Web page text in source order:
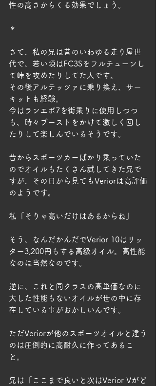
性の高さからくる効果でしょう。
＊
さて、私の兄は昔のいわゆる走り屋世
代で、若い頃はFC3Sをフルチューンし
て峠を攻めたりしてた人です。
その後アルテッツァに乗り換え、サー
キットも経験。
今はランエボ7を街乗りに使用しつつ
も、時々ブーストをかけて激しく回し
たりして楽しんでいるそうです。
昔からスポーツカーばかり乗っていた
のでオイルもたくさん試してきた兄で
すが、その目から見てもVeriorは高評価
のようです。
私「そりゃ高いだけはあるからね」
そう、なんだかんだでVerior 10はリッ
ター3,200円もする高級オイル。高性能
なのは当然なのです。
逆に、これと同クラスの高単価なのに
大した性能もないオイルが世の中に存
在している事がおかしいんです。
ただVeriorが他のスポーツオイルと違う
のは圧倒的に高耐久に作ってあるこ
と。
兄は「ここまで良いと次はVerior Vがど